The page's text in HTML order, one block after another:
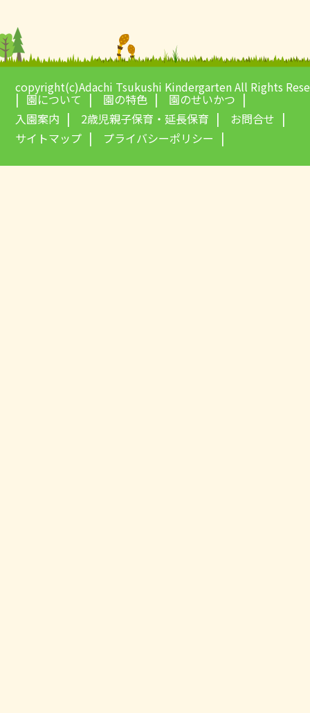
copyright(c)Adachi Tsukushi Kindergarten All Rights
園について 園の特色
園のせいかつ
入園案内
2歳児親子保育・延長保育
お問合せ
サイトマップ
プライバシーポリシー